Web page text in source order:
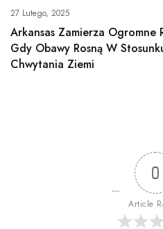
27 Lutego, 2025
Arkansas Zamierza Ogromne
Gdy Obawy Rosną W
Chwytania Ziemi
0
Article